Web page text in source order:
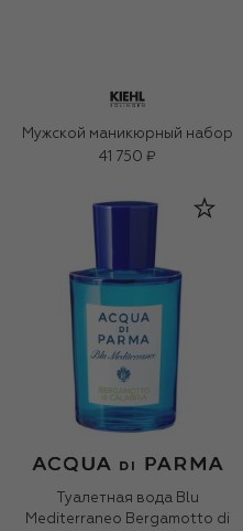
Мужской маникюрный набор
41 750 ₽
Туалетная вода Blu
Mediterraneo Bergamotto di